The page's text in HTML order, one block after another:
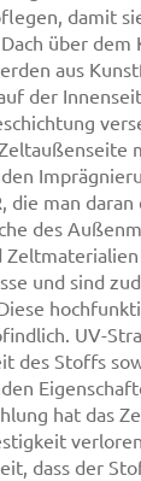
damit
über dem
aus
der
die man daran
des
und sind
UV-
des Stoffs
hat das
dass der